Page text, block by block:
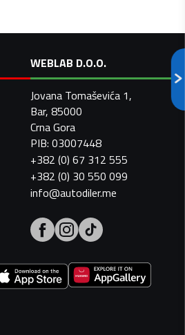
WEBLAB D.O.O.
Jovana Tomaševića 1,
Bar, 85000
Crna Gora
PIB: 03007448
+382 (0) 67 312 555
+382 (0) 30 550 099
info@autodiler.me